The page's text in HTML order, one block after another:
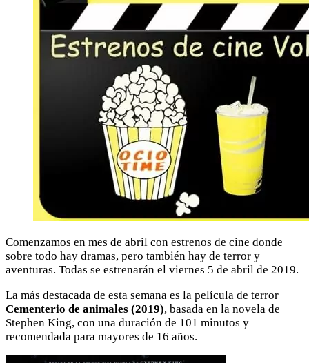
Comenzamos en mes de abril con estrenos de cine donde
sobre todo hay dramas, pero también hay de terror y
aventuras. Todas se estrenarán el viernes 5 de abril de 2019.
La más destacada de esta semana es la película de terror
Cementerio de animales (2019), basada en la novela de
Stephen King, con una duración de 101 minutos y
recomendada para mayores de 16 años.